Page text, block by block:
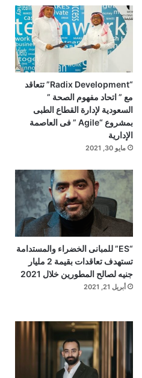
“Radix Development” تتعاقد
مع ” اتحاد مفهوم الصحة ”
السعودية لإدارة القطاع الطبى
بمشروع “Agile ” فى العاصمة
الإدارية
مايو 30, 2021
“ES” للمبانى الخضراء والمستدامة
تستهدف تعاقدات بقيمة 2 مليار
جنيه لصالح المطورين خلال 2021
أبريل 21, 2021